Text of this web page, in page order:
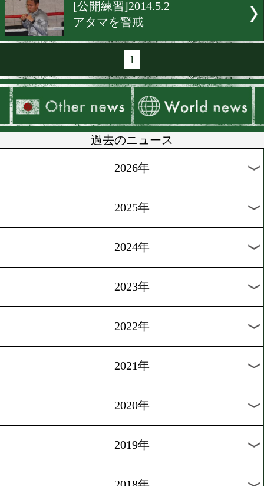
[公開練習]2014.7.14
帝里 万全の仕上がり
[公開練習]2014.7.8
石田「絶対取ります」
[公開練習]2014.5.15
村田「僕は生粋のファイタ
[公開練習]2014.5.3
アッパーに注意
[公開練習]2014.5.2
アタマを警戒
1
過去のニュース